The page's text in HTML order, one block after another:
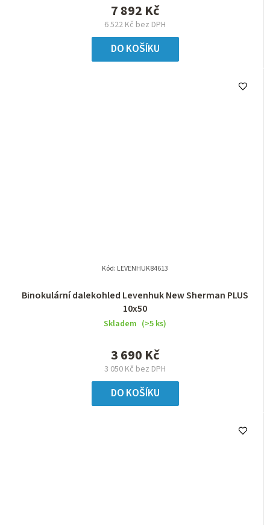
6 522 Kč bez DPH
7 892 Kč
DO KOŠÍKU
Binokulární dalekohled Levenhuk New Sherman PLUS
10x50
Skladem (>5 ks)
3 050 Kč bez DPH
3 690 Kč
DO KOŠÍKU
Kód: LEVENHUK84613